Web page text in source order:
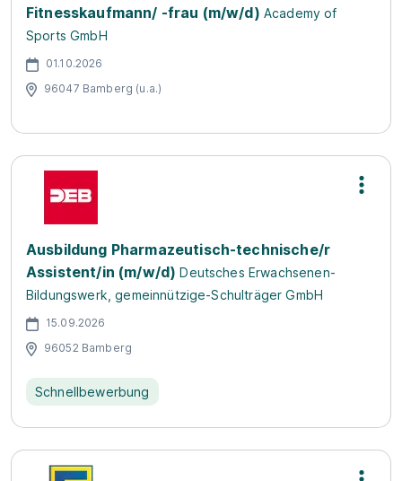
Fitnesskaufmann/ -frau (m/w/d) Academy of
Sports GmbH
01.10.2026
96047 Bamberg (u.a.)
Ausbildung Pharmazeutisch-technische/r
Assistent/in (m/w/d) Deutsches Erwachsenen-
Bildungswerk, gemeinnützige-Schulträger GmbH
15.09.2026
96052 Bamberg
Schnellbewerbung